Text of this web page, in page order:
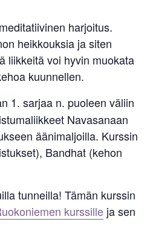
harjoitus.
heikkouksia ja siten
liikkeitä voi hyvin muokata
kuunnellen.
1. sarjaa n. puoleen väliin
Navasanaan
äänimaljoilla. Kurssin
Bandhat (kehon
tunneilla! Tämän kurssin
kurssille ja sen